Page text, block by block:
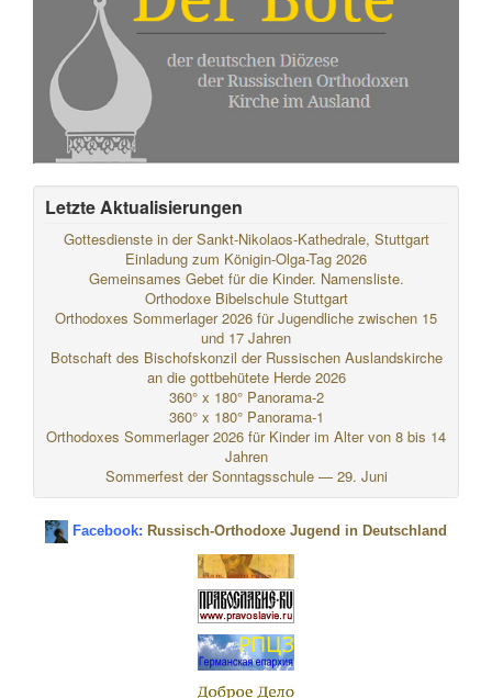
Letzte Aktualisierungen
Gottesdienste in der Sankt-Nikolaos-Kathedrale, Stuttgart
Einladung zum Königin-Olga-Tag 2026
Gemeinsames Gebet für die Kinder. Namensliste.
Orthodoxe Bibelschule Stuttgart
Orthodoxes Sommerlager 2026 für Jugendliche zwischen 15
und 17 Jahren
Botschaft des Bischofskonzil der Russischen Auslandskirche
an die gottbehütete Herde 2026
360° x 180° Panorama-2
360° x 180° Panorama-1
Orthodoxes Sommerlager 2026 für Kinder im Alter von 8 bis 14
Jahren
Sommerfest der Sonntagsschule — 29. Juni
Facebook: Russisch-Orthodoxe Jugend in Deutschland